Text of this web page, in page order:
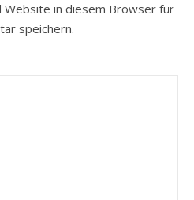
Website in diesem Browser für
speichern.